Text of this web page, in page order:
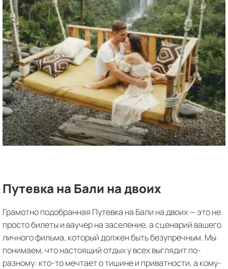
Путевка на Бали на двоих
Грамотно подобранная Путевка на Бали на двоих — это не
просто билеты и ваучер на заселение, а сценарий вашего
личного фильма, который должен быть безупречным. Мы
понимаем, что настоящий отдых у всех выглядит по-
разному: кто-то мечтает о тишине и приватности, а кому-